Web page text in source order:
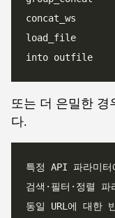
또는 더 은밀한 경
다.